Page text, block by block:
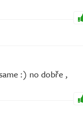
:) no dobře ,